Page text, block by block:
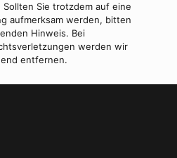
Sie trotzdem auf eine
aufmerksam werden, bitten
Hinweis. Bei
werden wir
entfernen.